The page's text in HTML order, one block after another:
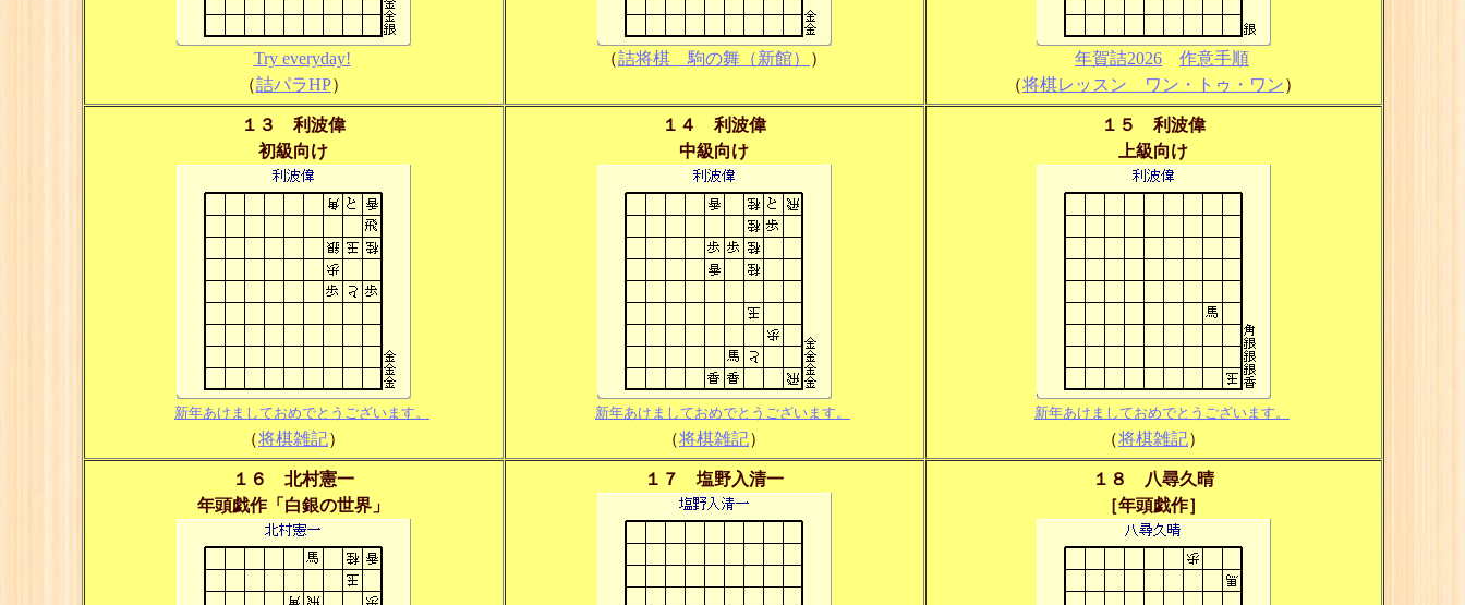
Try everyday!
（詰パラHP）
（詰将棋 駒の舞（新館） ） 年賀詰2026
作意手順
（将棋レッスン ワン・トゥ・ワン）
１３ 利波偉
初級向け
新年あけましておめでとうございます。
（将棋雑記）
１４ 利波偉
中級向け
新年あけましておめでとうございます。
（将棋雑記）
１５ 利波偉
上級向け
新年あけましておめでとうございます。
（将棋雑記）
１６ 北村憲一
年頭戯作「白銀の世界」
１７ 塩野入清一
１８ 八尋久晴
［年頭戯作］